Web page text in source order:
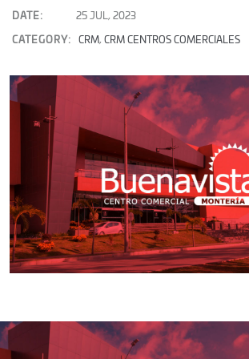
DATE: 25 JUL, 2023
CATEGORY: CRM, CRM CENTROS COMERCIALES